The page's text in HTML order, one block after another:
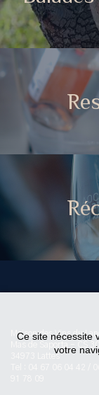
Maison des Vins du
Mas de Saporta - CS
34973 Lattes
Ce site nécessite
votre